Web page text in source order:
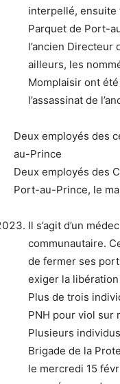
interpellé, ensuite
Parquet de Port-
l’ancien Directeur
ailleurs, les
Momplaisir ont
l’assassinat de
Deux employés des
au-Prince
Deux employés des
Port-au-Prince, le
Il s’agit d’un
communautaire.
de fermer ses
exiger la
Plus de trois
PNH pour viol sur
Plusieurs
Brigade de la
le mercredi 15